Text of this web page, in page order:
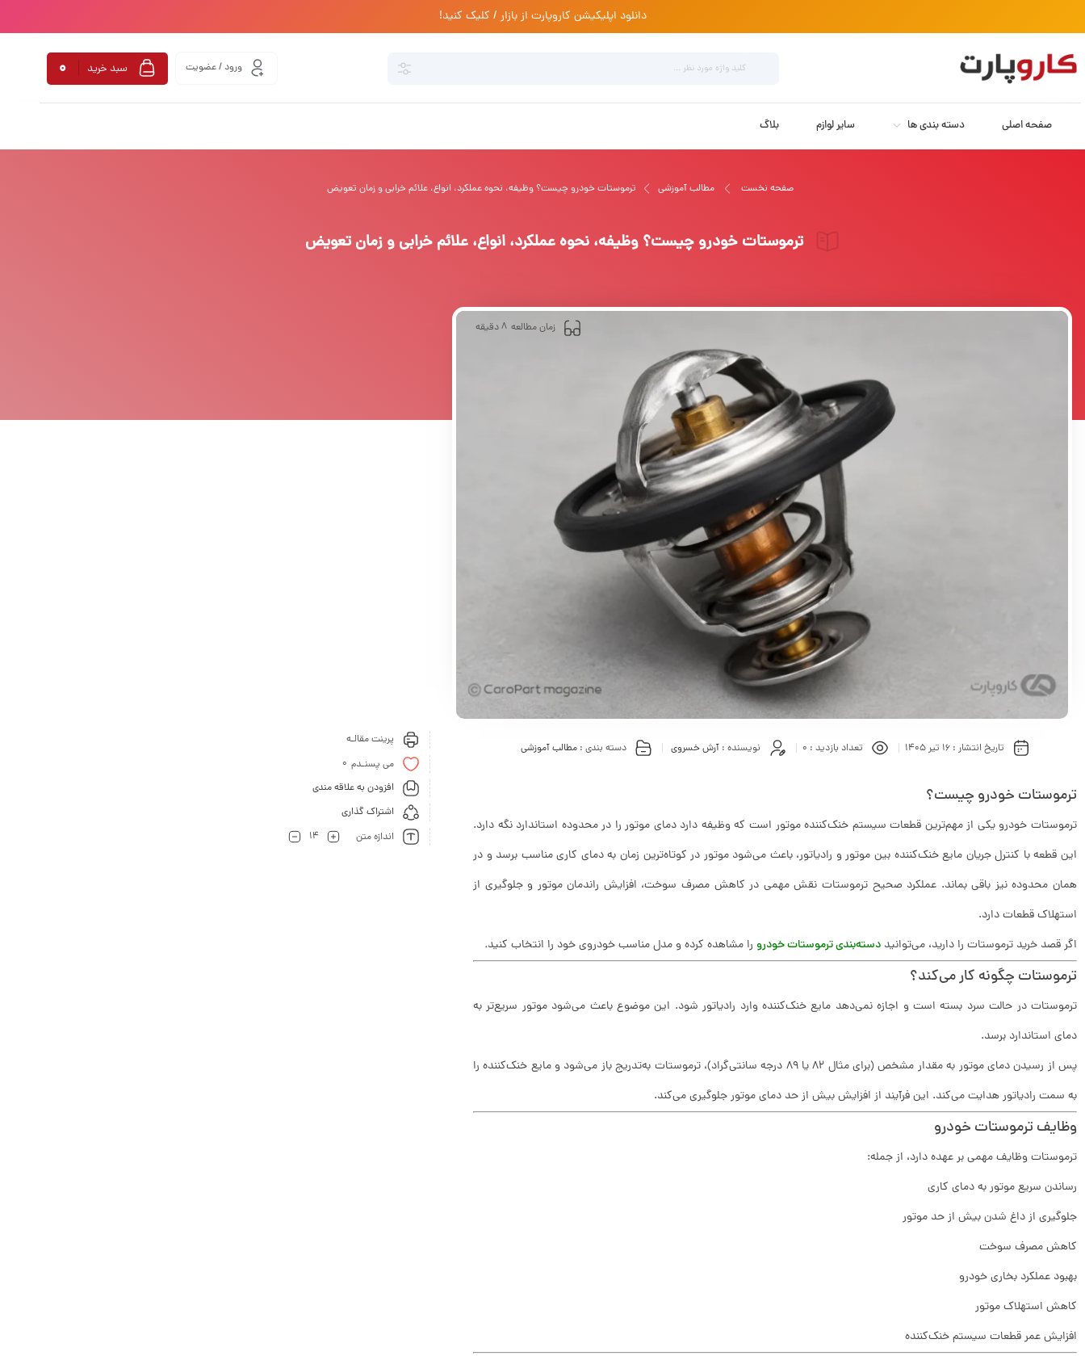
دانلود اپلیکیشن کاروپارت از بازار / کلیک کنید!
ورود / عضویت سبد خرید 0
صفحه اصلی دسته بندی ها سایر لوازم بلاگ
صفحه نخست مطالب آموزشی ترموستات خودرو چیست؟ وظیفه، نحوه عملکرد، انواع، علائم خرابی و زمان تعویض
ترموستات خودرو چیست؟ وظیفه، نحوه عملکرد، انواع، علائم خرابی و زمان تعویض
زمان مطالعه 8دقیقه
تاریخ انتشار :16 تیر 1405 تعداد بازدید : 0 نویسنده :آرش خسروی دسته بندی :مطالب آموزشی
پرینت مقالـه
می پسنـدم 0
افزودن به علاقه مندی
اشتراک گذاری
اندازه متن
14
ترموستات خودرو چیست؟
ترموستات خودرو یکی از مهم‌ترین قطعات سیستم خنک‌کننده موتور است که وظیفه دارد دمای موتور را در محدوده استاندارد نگه دارد.
این قطعه با کنترل جریان مایع خنک‌کننده بین موتور و رادیاتور، باعث می‌شود موتور در کوتاه‌ترین زمان به دمای کاری مناسب برسد و در
همان محدوده نیز باقی بماند. عملکرد صحیح ترموستات نقش مهمی در کاهش مصرف سوخت، افزایش راندمان موتور و جلوگیری از
استهلاک قطعات دارد.
اگر قصد خرید ترموستات را دارید، می‌توانید دسته‌بندی ترموستات خودرو را مشاهده کرده و مدل مناسب خودروی خود را انتخاب کنید.
ترموستات چگونه کار می‌کند؟
ترموستات در حالت سرد بسته است و اجازه نمی‌دهد مایع خنک‌کننده وارد رادیاتور شود. این موضوع باعث می‌شود موتور سریع‌تر به
دمای استاندارد برسد.
پس از رسیدن دمای موتور به مقدار مشخص (برای مثال 82 یا 89 درجه سانتی‌گراد)، ترموستات به‌تدریج باز می‌شود و مایع خنک‌کننده را
به سمت رادیاتور هدایت می‌کند. این فرآیند از افزایش بیش از حد دمای موتور جلوگیری می‌کند.
وظایف ترموستات خودرو
ترموستات وظایف مهمی بر عهده دارد، از جمله:
رساندن سریع موتور به دمای کاری
جلوگیری از داغ شدن بیش از حد موتور
کاهش مصرف سوخت
بهبود عملکرد بخاری خودرو
کاهش استهلاک موتور
افزایش عمر قطعات سیستم خنک‌کننده